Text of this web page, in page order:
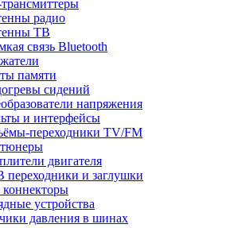
радио
ТВ
связь Bluetooth
памяти
сидений
напряжения
и интерфейсы
переходники TV/FM
двигателя
переходники и заглушки
коннекторы
устройства
давления в шинах